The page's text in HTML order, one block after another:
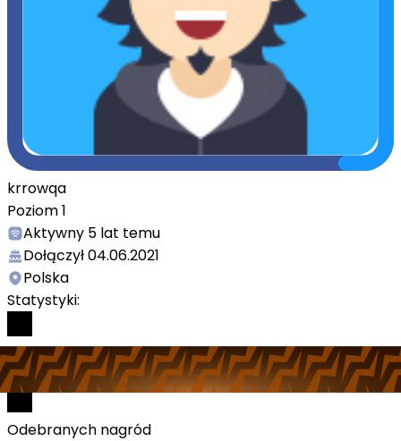
krrowqa
Poziom1
Aktywny 5 lat temu
Dołączył04.06.2021
Polska
Statystyki:
Wykonanych zadań
4
Odebranych nagród